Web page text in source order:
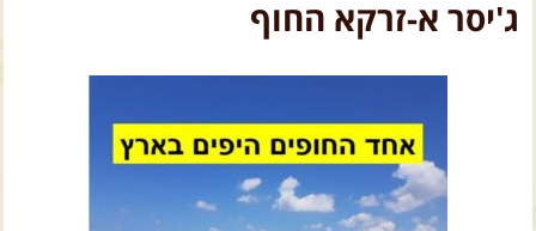
המדריכיםשלנו
הבלוג של יואב קווה
פודקאסט ג'יפאות
ג'יסר א-זרקא החוף